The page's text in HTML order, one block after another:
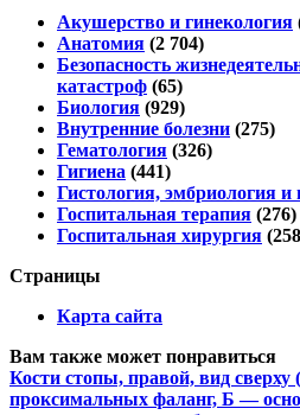
Акушерство и гинекология
Анатомия (2 704)
Безопасность
катастроф (65)
Биология (929)
Внутренние болезни (275)
Гематология (326)
Гигиена (441)
Гистология, эмбриология и
Госпитальная терапия (276)
Госпитальная хирургия
Страницы
Карта сайта
Вам также может понравиться
Кости стопы, правой, вид
проксимальных фаланг, Б —